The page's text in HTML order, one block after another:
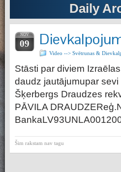
Daily
NOV
09
Video --> Svētrunas &
Stāsti par diviem
daudz jautājumupar
Šķerbergs Draudzes
PĀVILA
Šim rakstam nav tagu